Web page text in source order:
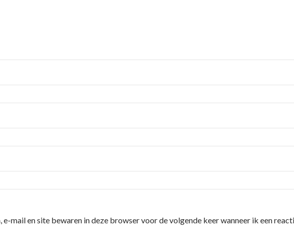
e-mail en site bewaren in deze browser voor de volgende keer wanneer ik een